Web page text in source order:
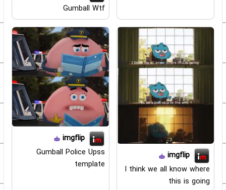
Gumball Wtf
imgflip
I think we all know where
this is going
imgflip
Gumball Police Upss
template